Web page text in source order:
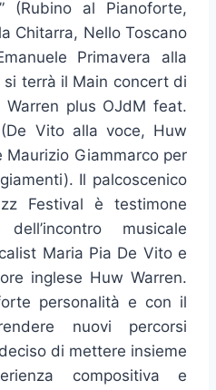
(Rubino al Pianoforte,
Chitarra, Nello Toscano
Primavera alla
terrà il Main concert di
plus OJdM feat.
Vito alla voce, Huw
Giammarco per
Il palcoscenico
Festival è testimone
musicale
Maria Pia De Vito e
inglese Huw Warren.
personalità e con il
nuovi percorsi
di mettere insieme
compositiva e